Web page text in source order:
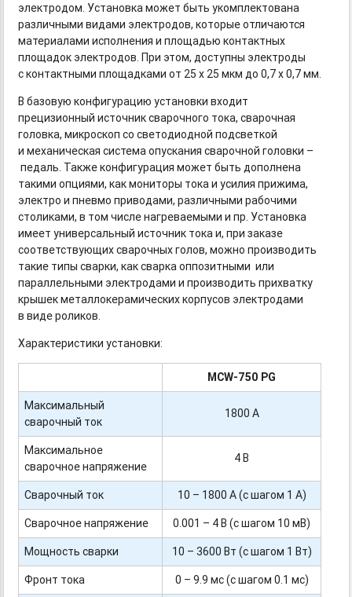
электродом. Установка может быть укомплектована
различными видами электродов, которые отличаются
материалами исполнения и площадью контактных
площадок электродов. При этом, доступны электроды
с контактными площадками от 25 х 25 мкм до 0,7 х 0,7 мм.
В базовую конфигурацию установки входит
прецизионный источник сварочного тока, сварочная
головка, микроскоп со светодиодной подсветкой
и механическая система опускания сварочной головки –
педаль. Также конфигурация может быть дополнена
такими опциями, как мониторы тока и усилия прижима,
электро и пневмо приводами, различными рабочими
столиками, в том числе нагреваемыми и пр. Установка
имеет универсальный источник тока и, при заказе
соответствующих сварочных голов, можно производить
такие типы сварки, как сварка оппозитными или
параллельными электродами и производить прихватку
крышек металлокерамических корпусов электродами
в виде роликов.
Характеристики установки:
MCW-750 PG
Максимальный
сварочный ток
1800 А
Максимальное
сварочное напряжение
4 В
Сварочный ток
10 – 1800 А (с шагом 1 А)
Сварочное напряжение
0.001 – 4 В (с шагом 10 мВ)
Мощность сварки
10 – 3600 Вт (с шагом 1 Вт)
Фронт тока
0 – 9.9 мс (с шагом 0.1 мс)